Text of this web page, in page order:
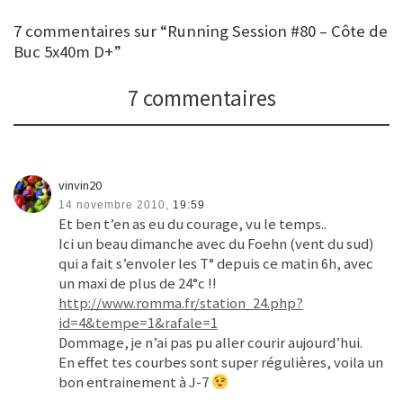
7 commentaires sur “Running Session #80 – Côte de
Buc 5x40m D+”
7 commentaires
vinvin20
14 novembre 2010, 19:59
Et ben t’en as eu du courage, vu le temps..
Ici un beau dimanche avec du Foehn (vent du sud)
qui a fait s’envoler les T° depuis ce matin 6h, avec
un maxi de plus de 24°c !!
http://www.romma.fr/station_24.php?
id=4&tempe=1&rafale=1
Dommage, je n’ai pas pu aller courir aujourd’hui.
En effet tes courbes sont super régulières, voila un
bon entrainement à J-7